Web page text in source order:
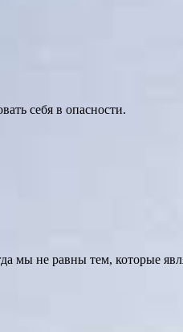
себя в опасности.
мы не равны тем, которые